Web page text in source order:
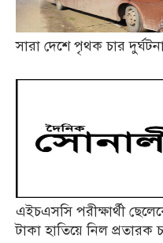
সারা দেশে পৃথক চার
এইচএসসি পরীক্ষার্থী
টাকা হাতিয়ে নিল প্রতারক